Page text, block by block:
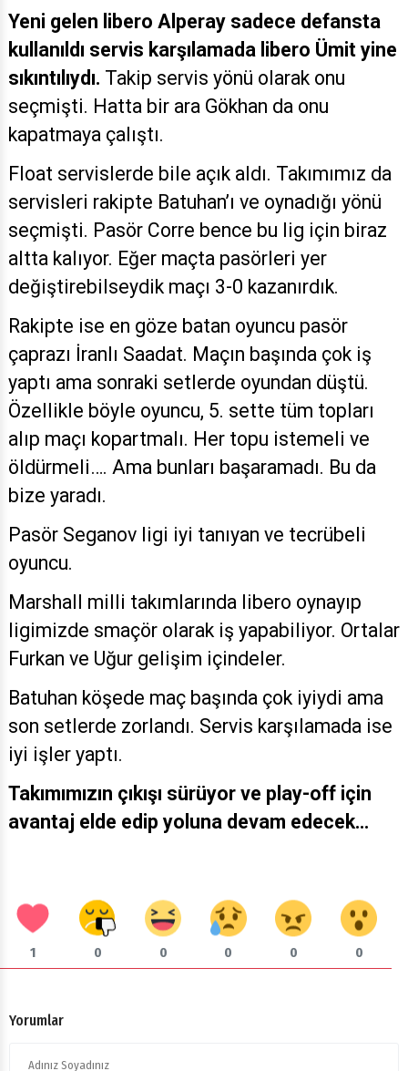
Yeni gelen libero Alperay sadece defansta
kullanıldı servis karşılamada libero Ümit yine
sıkıntılıydı. Takip servis yönü olarak onu
seçmişti. Hatta bir ara Gökhan da onu
kapatmaya çalıştı.
Float servislerde bile açık aldı. Takımımız da
servisleri rakipte Batuhan’ı ve oynadığı yönü
seçmişti. Pasör Corre bence bu lig için biraz
altta kalıyor. Eğer maçta pasörleri yer
değiştirebilseydik maçı 3-0 kazanırdık.
Rakipte ise en göze batan oyuncu pasör
çaprazı İranlı Saadat. Maçın başında çok iş
yaptı ama sonraki setlerde oyundan düştü.
Özellikle böyle oyuncu, 5. sette tüm topları
alıp maçı kopartmalı. Her topu istemeli ve
öldürmeli…. Ama bunları başaramadı. Bu da
bize yaradı.
Pasör Seganov ligi iyi tanıyan ve tecrübeli
oyuncu.
Marshall milli takımlarında libero oynayıp
ligimizde smaçör olarak iş yapabiliyor. Ortalar
Furkan ve Uğur gelişim içindeler.
Batuhan köşede maç başında çok iyiydi ama
son setlerde zorlandı. Servis karşılamada ise
iyi işler yaptı.
Takımımızın çıkışı sürüyor ve play-off için
avantaj elde edip yoluna devam edecek…
1 0 0 0 0 0
Yorumlar